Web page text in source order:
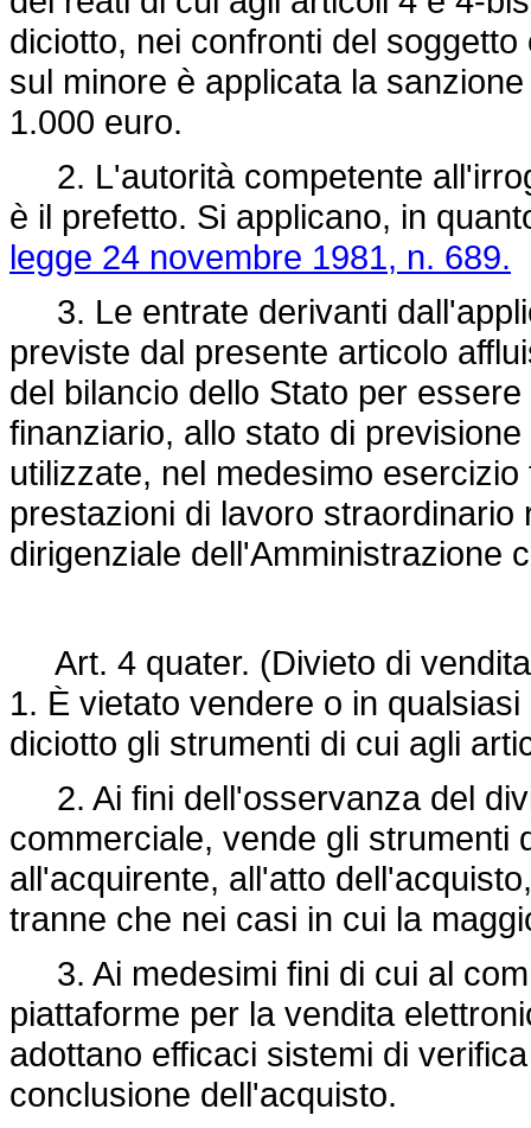
diciotto, nei confronti del
sul minore è applicata la
1.000 euro.
2. L'autorità competente
è il prefetto. Si applicano, in
legge 24 novembre 1981, n. 689.
3. Le entrate derivanti
previste dal presente articolo
del bilancio dello Stato per
finanziario, allo stato di
utilizzate, nel medesimo
prestazioni di lavoro
dirigenziale dell'Amministrazione
Art. 4 quater. (Divieto di
1. È vietato vendere o in
diciotto gli strumenti di cui agli
2. Ai fini dell'osservanza del
commerciale, vende gli strumenti
all'acquirente, all'atto
tranne che nei casi in cui la
3. Ai medesimi fini di cui al
piattaforme per la vendita
adottano efficaci sistemi di
conclusione dell'acquisto.